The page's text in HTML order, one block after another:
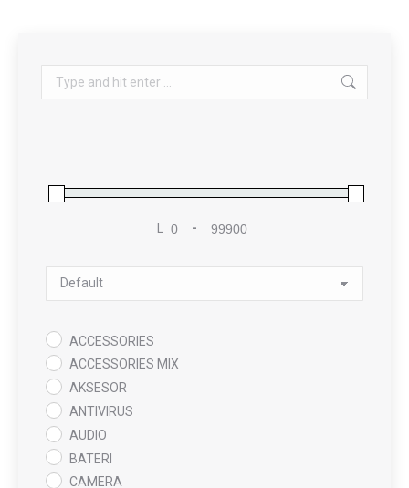
Search:
-
Sort Products
ACCESSORIES
ACCESSORIES MIX
AKSESOR
ANTIVIRUS
AUDIO
BATERI
CAMERA